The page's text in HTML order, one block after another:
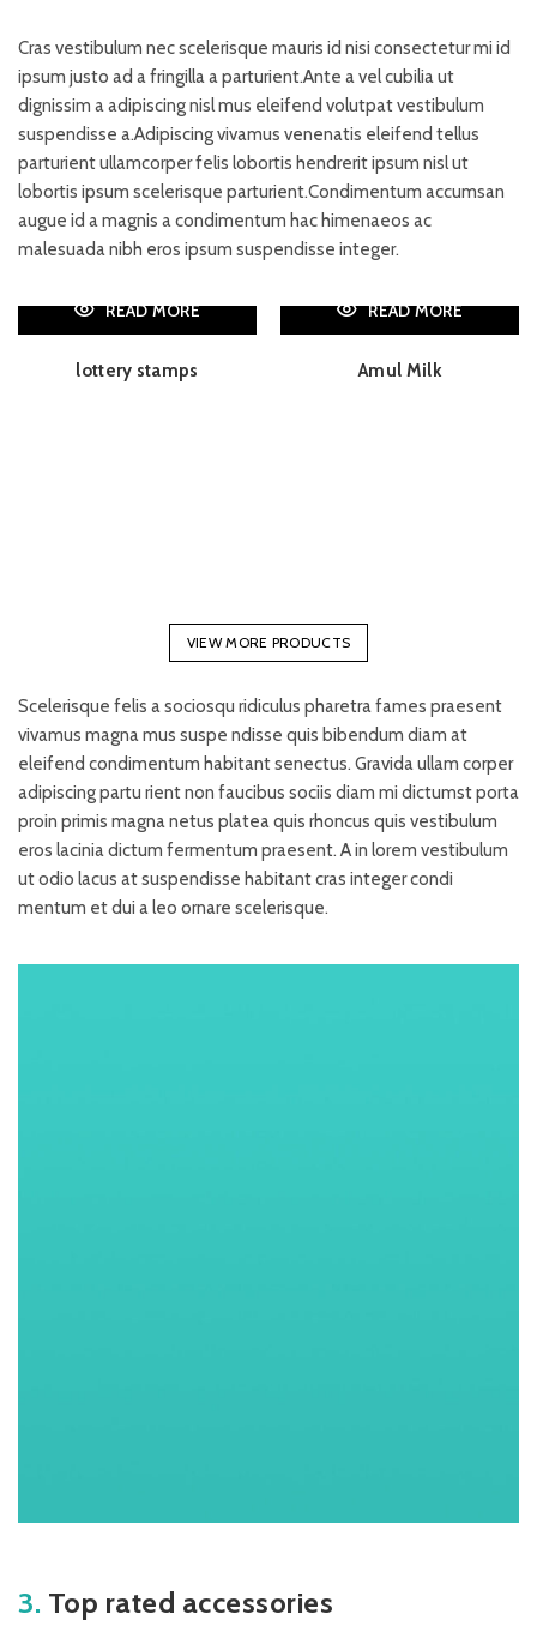
Cras vestibulum nec scelerisque mauris id nisi consectetur mi id
ipsum justo ad a fringilla a parturient.Ante a vel cubilia ut
dignissim a adipiscing nisl mus eleifend volutpat vestibulum
suspendisse a.Adipiscing vivamus venenatis eleifend tellus
parturient ullamcorper felis lobortis hendrerit ipsum nisl ut
lobortis ipsum scelerisque parturient.Condimentum accumsan
augue id a magnis a condimentum hac himenaeos ac
malesuada nibh eros ipsum suspendisse integer.
READ MORE
lottery stamps
READ MORE
Amul Milk
VIEW MORE PRODUCTS
Scelerisque felis a sociosqu ridiculus pharetra fames praesent
vivamus magna mus suspe ndisse quis bibendum diam at
eleifend condimentum habitant senectus. Gravida ullam corper
adipiscing partu rient non faucibus sociis diam mi dictumst porta
proin primis magna netus platea quis rhoncus quis vestibulum
eros lacinia dictum fermentum praesent. A in lorem vestibulum
ut odio lacus at suspendisse habitant cras integer condi
mentum et dui a leo ornare scelerisque.
3. Top rated accessories